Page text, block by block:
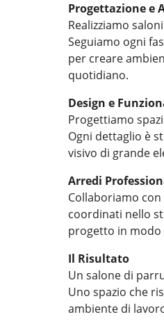
Progettazione e
Realizziamo
Seguiamo ogni
per creare
quotidiano.
Design e
Progettiamo
Ogni dettaglio è
visivo di grande
Arredi
Collaboriamo
coordinati nello
progetto in modo
Il Risultato
Un salone di
Uno spazio che
ambiente di